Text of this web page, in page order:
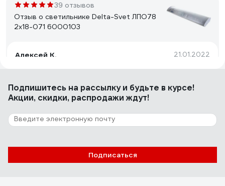
39 отзывов
Отзыв о светильнике Delta-Svet ЛПО78
2х18-071 6000103
Алексей К. 21.01.2022
Хорошо собран. Нет бестолковых боковых
торцах светильника. Такие штуки вечно сохли,
трескались и отваливались, а рассеиватель падал и
6 отзывов
MR16, SL/WH зеркальный/белый a036801
Подпишитесь на рассылкуи будьте в курсе!
Акции, скидки, распродажи ждут!
Подписаться